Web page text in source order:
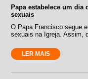
Papa estabelece um dia
sexuais
O Papa Francisco segue
sexuais na Igreja. Assim,
LER MAIS